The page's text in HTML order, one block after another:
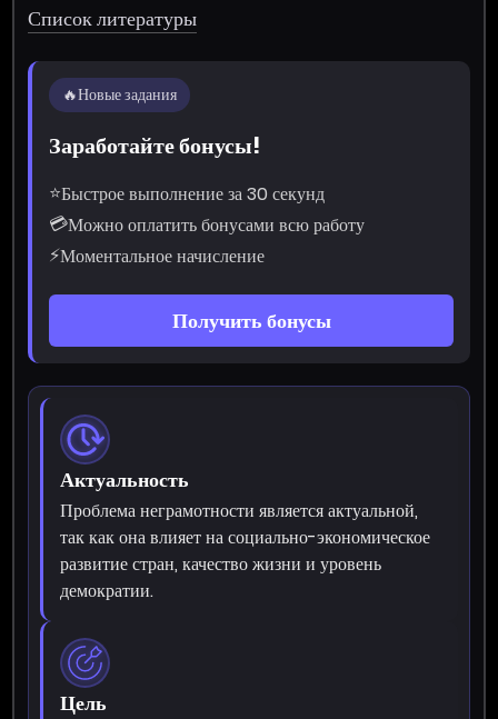
Список литературы
🔥Новые задания
Заработайте бонусы!
⭐Быстрое выполнение за 30 секунд
💳Можно оплатить бонусами всю работу
⚡Моментальное начисление
Получить бонусы
Актуальность
Проблема неграмотности является актуальной,
так как она влияет на социально-экономическое
развитие стран, качество жизни и уровень
демократии.
Цель